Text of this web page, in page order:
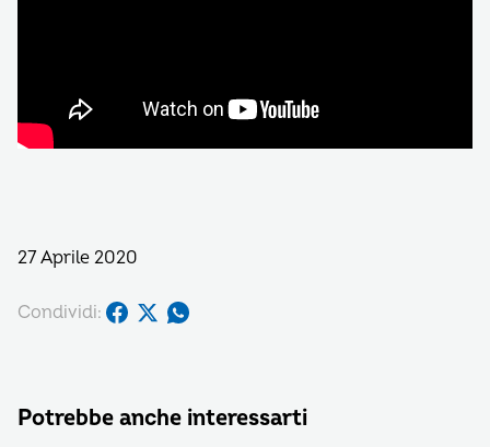
27 Aprile 2020
Condividi:
Potrebbe anche interessarti